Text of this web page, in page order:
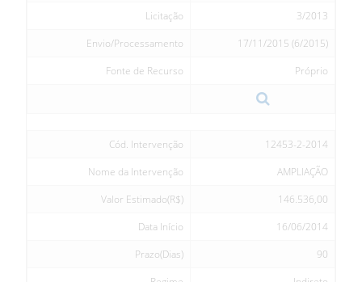
Licitação
3/2013
Envio/Processamento
17/11/2015 (6/2015)
Fonte de Recurso
Próprio
Cód. Intervenção
12453-2-2014
Nome da Intervenção
AMPLIAÇÃO
Valor Estimado(R$)
146.536,00
Data Início
16/06/2014
Prazo(Dias)
90